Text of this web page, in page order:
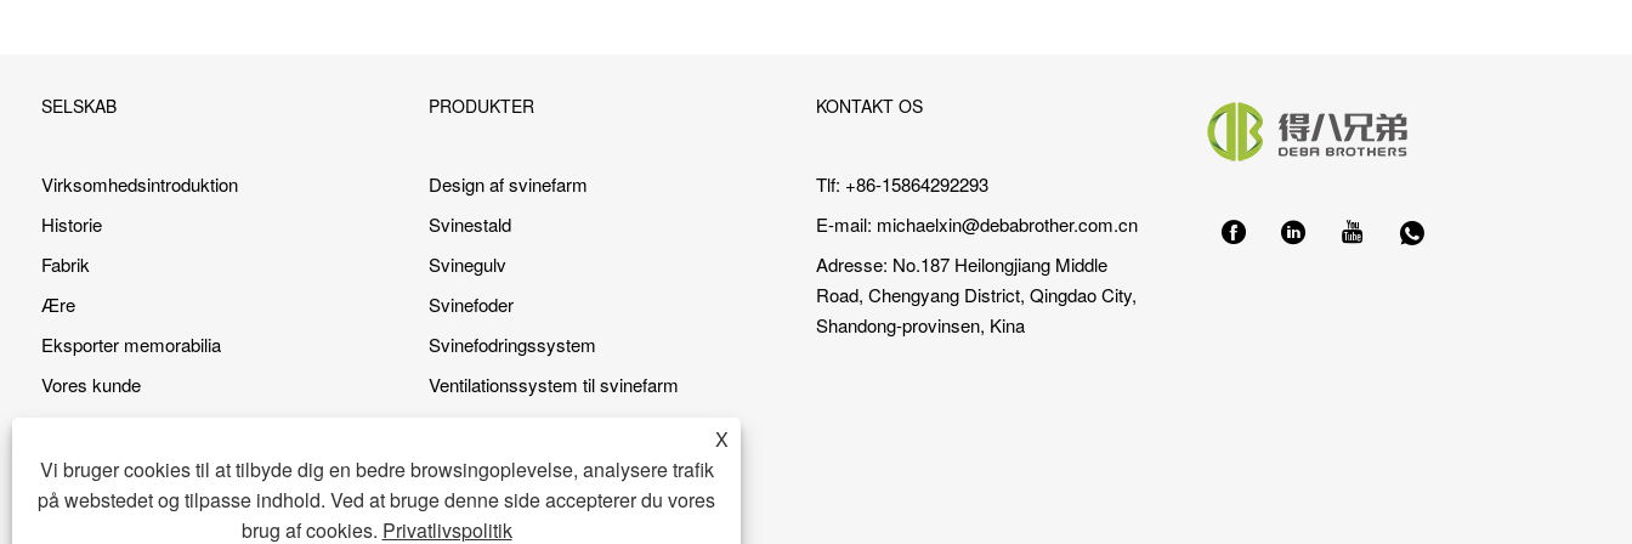
SELSKAB
Virksomhedsintroduktion
Historie
Fabrik
Ære
Eksporter memorabilia
Vores kunde
Video
PRODUKTER
Design af svinefarm
Svinestald
Svinegulv
Svinefoder
Svinefodringssystem
Ventilationssystem til svinefarm
Varmesystem
KONTAKT OS
Tlf: +86-15864292293
E-mail: michaelxin@debabrother.com.cn
Adresse: No.187 Heilongjiang Middle
Road, Chengyang District, Qingdao City,
Shandong-provinsen, Kina
X
Vi bruger cookies til at tilbyde dig en bedre browsingoplevelse, analysere trafik
på webstedet og tilpasse indhold. Ved at bruge denne side accepterer du vores
brug af cookies. Privatlivspolitik